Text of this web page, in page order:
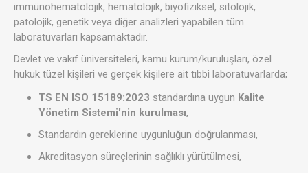
immünohematolojik, hematolojik, biyofiziksel, sitolojik,
patolojik, genetik veya diğer analizleri yapabilen tüm
laboratuvarları kapsamaktadır.
Devlet ve vakıf üniversiteleri, kamu kurum/kuruluşları, özel
hukuk tüzel kişileri ve gerçek kişilere ait tıbbi laboratuvarlarda;
TS EN ISO 15189:2023 standardına uygun Kalite
Yönetim Sistemi'nin kurulması,
Standardın gereklerine uygunluğun doğrulanması,
Akreditasyon süreçlerinin sağlıklı yürütülmesi,